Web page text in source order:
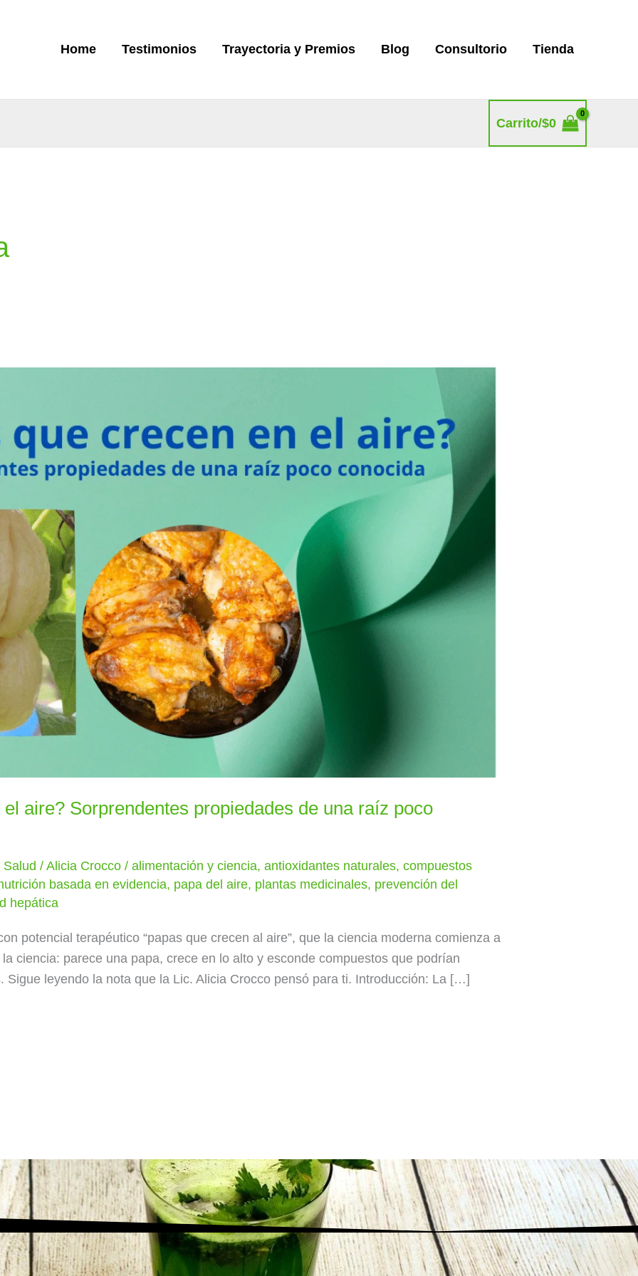
Home Testimonios Trayectoria y Premios Blog Consultorio Tienda
Carrito/$0
aire? Sorprendentes propiedades de una raíz poco
/Alicia Crocco/alimentación y ciencia,antioxidantes naturales,compuestos
basada en evidencia, papa del aire, plantas medicinales, prevención del
hepática
potencial terapéutico “papas que crecen al aire”, que la ciencia moderna comienza a
ciencia: parece una papa, crece en lo alto y esconde compuestos que podrían
Sigue leyendo la nota que la Lic. Alicia Crocco pensó para ti. Introducción: La […]